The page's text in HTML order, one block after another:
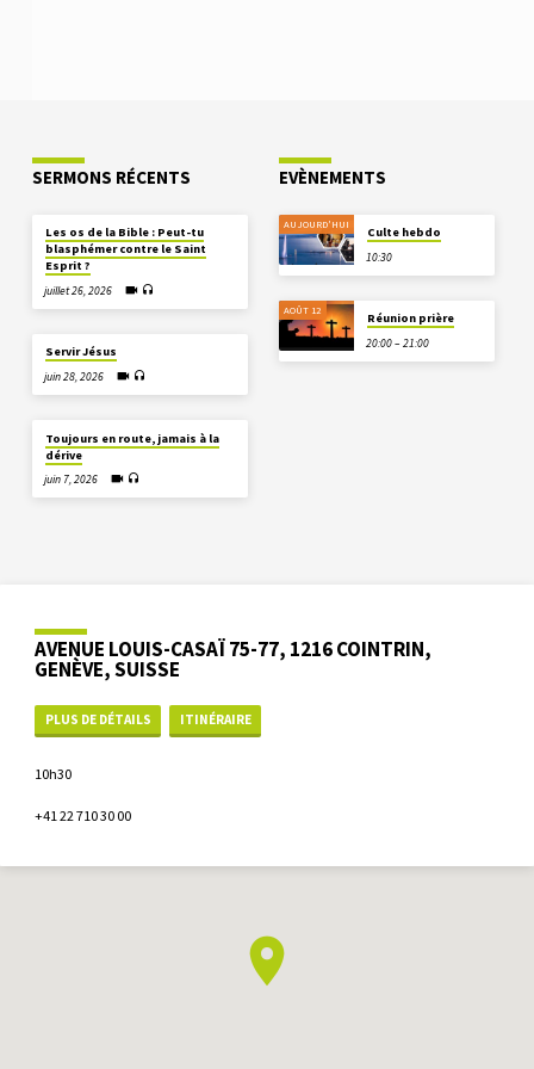
SERMONS RÉCENTS
Les os de la Bible : Peut-tu
blasphémer contre le Saint
Esprit ?
juillet 26, 2026
Servir Jésus
juin 28, 2026
Toujours en route, jamais à la
dérive
juin 7, 2026
EVÈNEMENTS
AUJOURD'HUI
Culte hebdo
10:30
AOÛT 12
Réunion prière
20:00 – 21:00
AVENUE LOUIS-CASAÏ 75-77, 1216 COINTRIN,
GENÈVE, SUISSE
PLUS DE DÉTAILS ITINÉRAIRE
10h30
+41 22 710 30 00